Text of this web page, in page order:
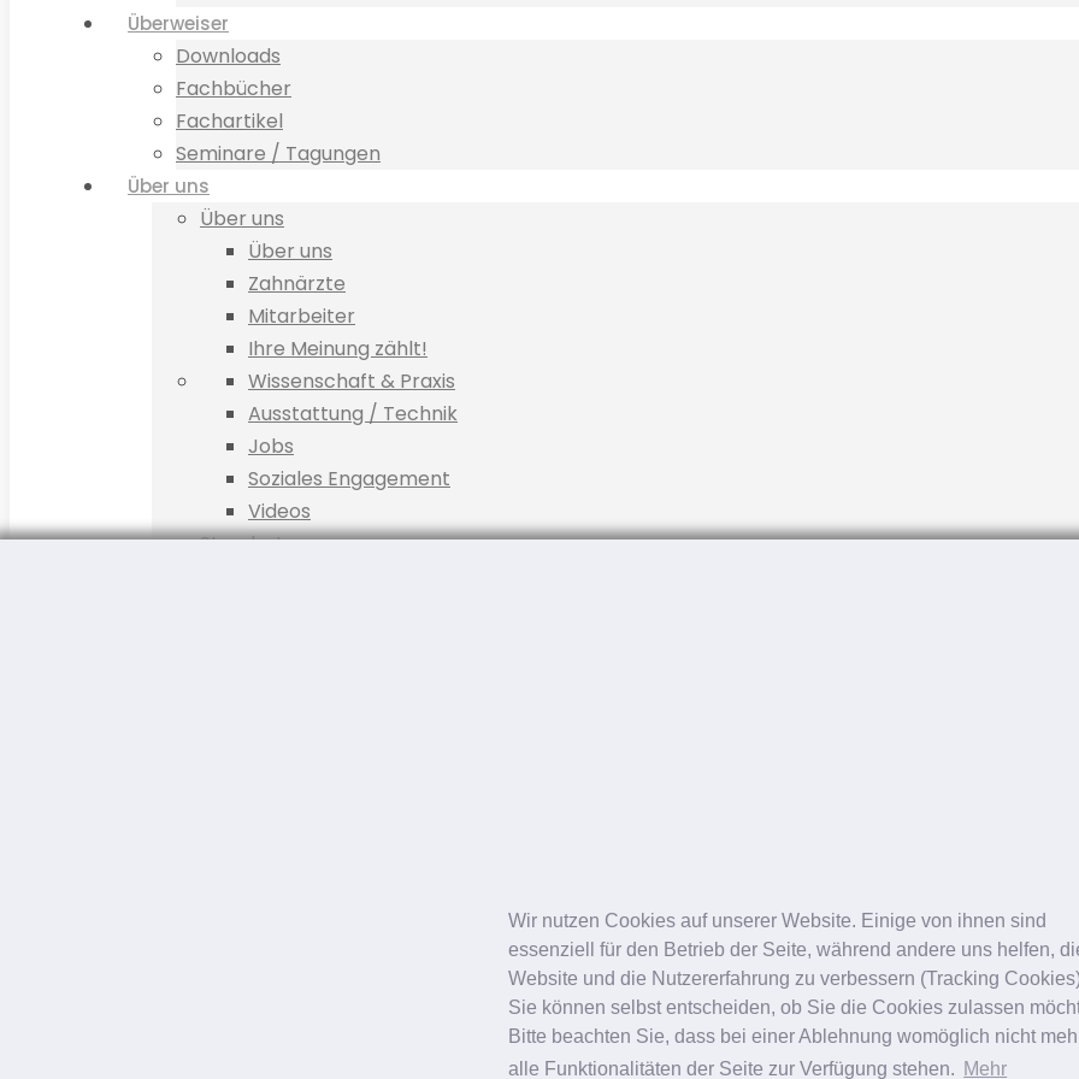
Wir nutzen Cookies auf unserer Website. Einige von ihnen sind
essenziell für den Betrieb der Seite, während andere uns helfen,
Website und die Nutzererfahrung zu verbessern (Tracking
Sie können selbst entscheiden, ob Sie die Cookies zulassen
Bitte beachten Sie, dass bei einer Ablehnung womöglich nicht
alle Funktionalitäten der Seite zur Verfügung stehen. Mehr
Überweiser
Downloads
Fachbücher
Fachartikel
Seminare / Tagungen
Über uns
Über uns
Über uns
Zahnärzte
Mitarbeiter
Ihre Meinung zählt!
Wissenschaft & Praxis
Ausstattung / Technik
Jobs
Soziales Engagement
Videos
Standorte